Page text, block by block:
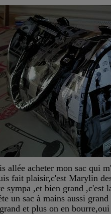
allée acheter mon sac qui
fait plaisir,c'est Marylin
sympa ,et bien grand ,c'est
un sac à mains aussi
et plus on en